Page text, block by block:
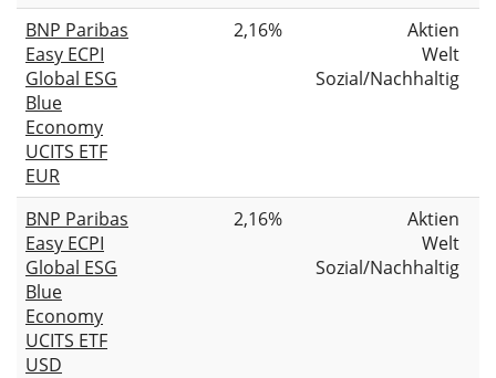
BNP Paribas
Easy ECPI
Global ESG
Blue
Economy
UCITS ETF
EUR
2,16%
Aktien
Welt
Sozial/Nachhaltig
BNP Paribas
Easy ECPI
Global ESG
Blue
Economy
UCITS ETF
USD
2,16%
Aktien
Welt
Sozial/Nachhaltig